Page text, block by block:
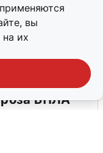
вы
на их
БПЛА